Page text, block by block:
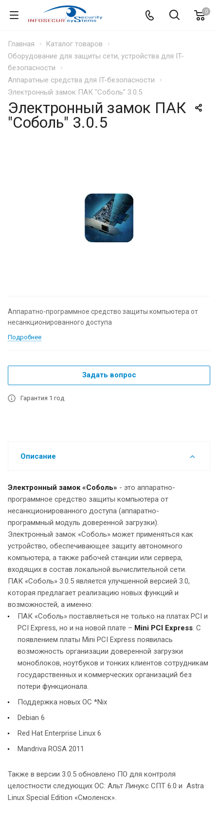
0
Главная
Каталог товаров
Оборудование для защиты сети, устройства для IT-
безопасности
Аппаратные средства для IT-безопасности
Электронный замок ПАК "Соболь" 3.0.5
Электронный замок ПАК
"Соболь" 3.0.5
Аппаратно-программное средство защиты компьютера от
несанкционированного доступа
Подробнее
Задать вопрос
Гарантия 1 год
Описание
Электронный замок «Соболь» - это аппаратно-
программное средство защиты компьютера от
несанкционированного доступа (аппаратно-
программный модуль доверенной загрузки).
Электронный замок «Соболь» может применяться как
устройство, обеспечивающее защиту автономного
компьютера, а также рабочей станции или сервера,
входящих в состав локальной вычислительной сети.
ПАК «Соболь» 3.0.5 является улучшенной версией 3.0,
которая предлагает реализацию новых функций и
возможностей, а именно:
ПАК «Соболь» поставляеться не только на платах PCI и
PCI Express, но и на новой плате – Mini PСI Express. С
появлением платы Mini PCI Express появилась
возможность организации доверенной загрузки
моноблоков, ноутбуков и тонких клиентов сотрудникам
государственных и коммерческих организаций без
потери функционала.
Поддержка новых ОС *Nix
Debian 6
Red Hat Enterprise Linux 6
Mandriva ROSA 2011
Также в версии 3.0.5 обновлено ПО для контроля
целостности следующих OC: Альт Линукс СПТ 6.0 и Astra
Linux Special Edition «Смоленск».